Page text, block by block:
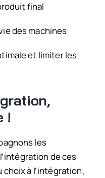
final
des machines
et limiter les
!
les
de ces
à l’intégration,